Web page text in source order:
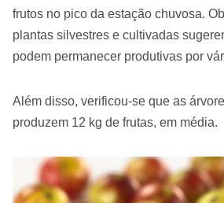
frutos no pico da estação chuvosa.
plantas silvestres e cultivadas
podem permanecer produtivas por
Além disso, verificou-se que as
produzem 12 kg de frutas, em média.